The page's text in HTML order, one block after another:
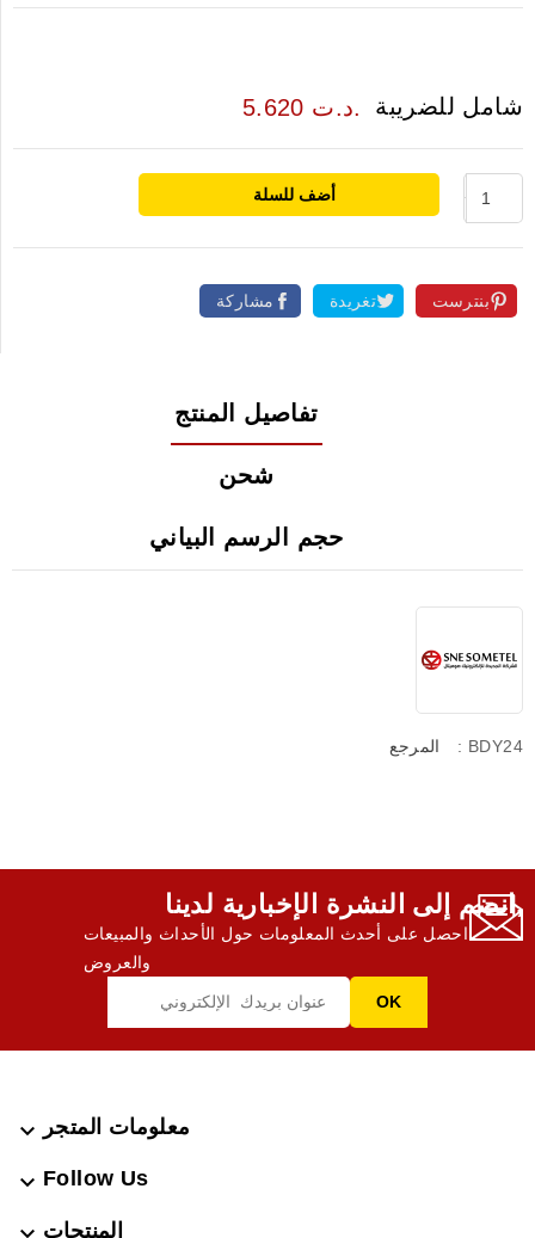
5.620 د.ت. شامل للضريبة
أضف للسلة
مشاركة تغريدة بنترست
تفاصيل المنتج
شحن
حجم الرسم البياني
المرجع : BDY24
انضم إلى النشرة الإخبارية لدينا,
احصل على أحدث المعلومات حول الأحداث والمبيعات
والعروض
معلومات المتجر 
Follow Us

المنتجات